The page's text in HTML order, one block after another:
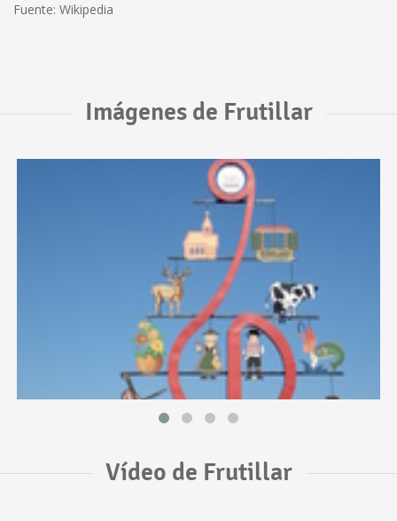
Fuente: Wikipedia
Imágenes de Frutillar
Vídeo de Frutillar